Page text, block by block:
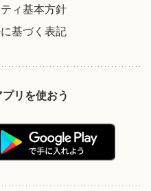
ィ基本方針
基づく表記
リを使おう